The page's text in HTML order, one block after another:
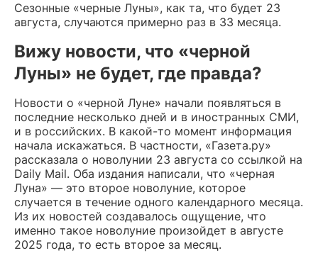
Сезонные «черные Луны», как та, что будет 23
августа, случаются примерно раз в 33 месяца.
Вижу новости, что «черной
Луны» не будет, где правда?
Новости о «черной Луне» начали появляться в
последние несколько дней и в иностранных СМИ,
и в российских. В какой-то момент информация
начала искажаться. В частности, «Газета.ру»
рассказала о новолунии 23 августа со ссылкой на
Daily Mail. Оба издания написали, что «черная
Луна» — это второе новолуние, которое
случается в течение одного календарного месяца.
Из их новостей создавалось ощущение, что
именно такое новолуние произойдет в августе
2025 года, то есть второе за месяц.